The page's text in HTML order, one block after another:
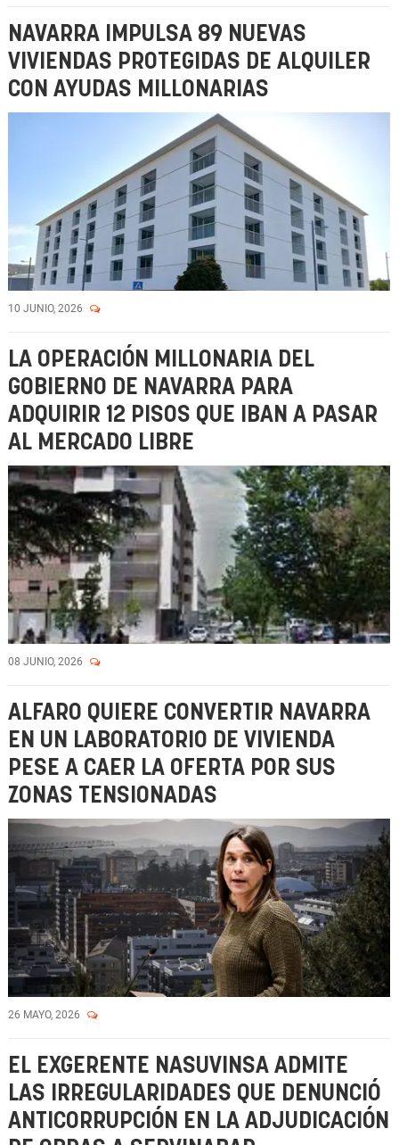
NAVARRA IMPULSA 89 NUEVAS
VIVIENDAS PROTEGIDAS DE ALQUILER
CON AYUDAS MILLONARIAS
10 JUNIO, 2026
LA OPERACIÓN MILLONARIA DEL
GOBIERNO DE NAVARRA PARA
ADQUIRIR 12 PISOS QUE IBAN A PASAR
AL MERCADO LIBRE
08 JUNIO, 2026
ALFARO QUIERE CONVERTIR NAVARRA
EN UN LABORATORIO DE VIVIENDA
PESE A CAER LA OFERTA POR SUS
ZONAS TENSIONADAS
26 MAYO, 2026
EL EXGERENTE NASUVINSA ADMITE
LAS IRREGULARIDADES QUE DENUNCIÓ
ANTICORRUPCIÓN EN LA ADJUDICACIÓN